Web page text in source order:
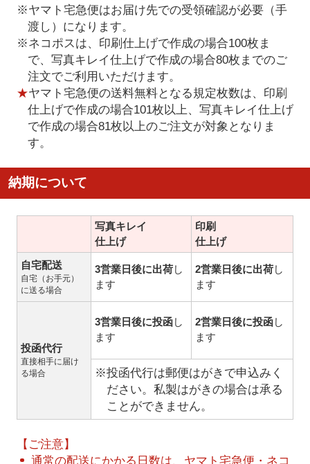
※ヤマト宅急便はお届け先での受領確認が必要（手
渡し）になります。
※ネコポスは、印刷仕上げで作成の場合100枚ま
で、写真キレイ仕上げで作成の場合80枚までのご
注文でご利用いただけます。
★ヤマト宅急便の送料無料となる規定枚数は、印刷
仕上げで作成の場合101枚以上、写真キレイ仕上げ
で作成の場合81枚以上のご注文が対象となりま
す。
納期について
写真キレイ
仕上げ
印刷
仕上げ
自宅配送
自宅（お手元）
に送る場合
3営業日後に出荷し
ます
2営業日後に出荷し
ます
投函代行
直接相手に届け
る場合
3営業日後に投函し
ます
2営業日後に投函し
ます
※投函代行は郵便はがきで申込みく
ださい。私製はがきの場合は承る
ことができません。
【ご注意】
通常の配送にかかる日数は、ヤマト宅急便・ネコ